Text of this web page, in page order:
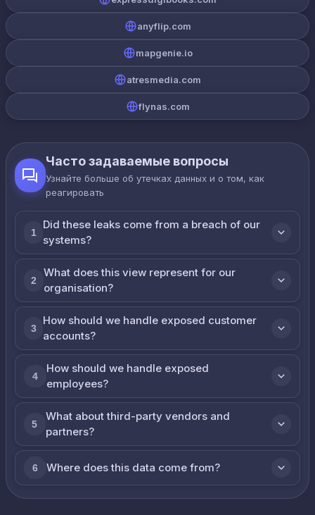
anyflip.com
mapgenie.io
atresmedia.com
flynas.com
Часто задаваемые вопросы
Узнайте больше об утечках данных и о том, как
реагировать
1
Did these leaks come from a breach of our
systems?
2
What does this view represent for our
organisation?
3
How should we handle exposed customer
accounts?
4
How should we handle exposed
employees?
5
What about third-party vendors and
partners?
6 Where does this data come from?